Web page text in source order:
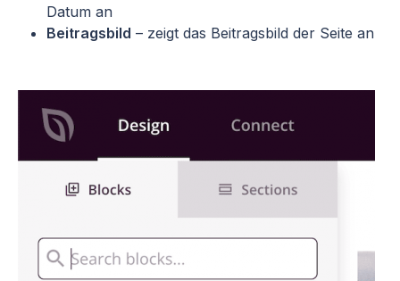
Datum an
Beitragsbild – zeigt das Beitragsbild der Seite an